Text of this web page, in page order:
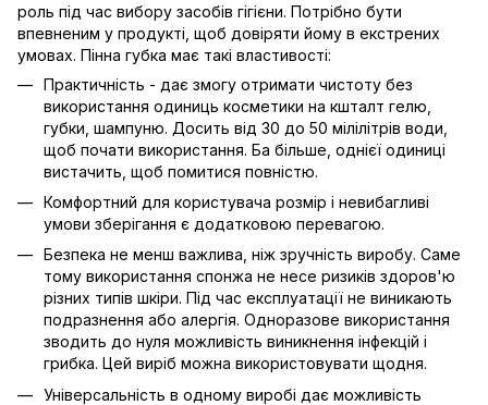
роль під час вибору засобів гігієни. Потрібно бути
впевненим у продукті, щоб довіряти йому в екстрених
умовах. Пінна губка має такі властивості:
Практичність - дає змогу отримати чистоту без
використання одиниць косметики на кшталт гелю,
губки, шампуню. Досить від 30 до 50 мілілітрів води,
щоб почати використання. Ба більше, однієї одиниці
вистачить, щоб помитися повністю.
Комфортний для користувача розмір і невибагливі
умови зберігання є додатковою перевагою.
Безпека не менш важлива, ніж зручність виробу. Саме
тому використання спонжа не несе ризиків здоров'ю
різних типів шкіри. Під час експлуатації не виникають
подразнення або алергія. Одноразове використання
зводить до нуля можливість виникнення інфекцій і
грибка. Цей виріб можна використовувати щодня.
Універсальність в одному виробі дає можливість